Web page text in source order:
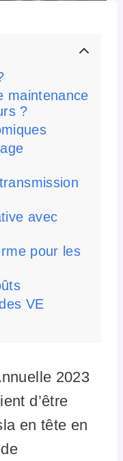
maintenance
?
avec
pour les
VE
2023
d’être
en tête en